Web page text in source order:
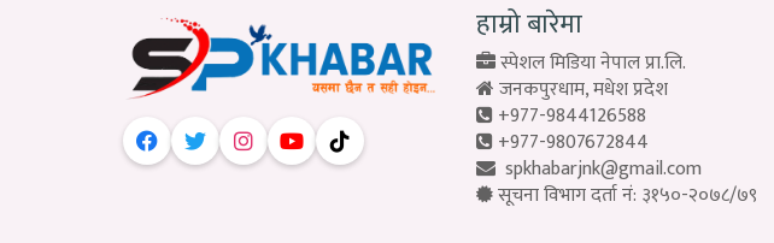
हाम्रो बारेमा
स्पेशल मिडिया नेपाल प्रा.लि.
जनकपुरधाम, मधेश प्रदेश
+977-9844126588
+977-9807672844
spkhabarjnk@gmail.com
सूचना विभाग दर्ता नं: ३१५०-२०७८/७९